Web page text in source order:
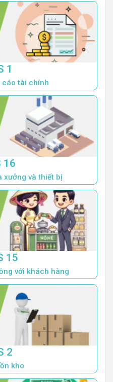
1
cáo tài chính
16
xưởng và thiết bị
15
với khách hàng
2
kho